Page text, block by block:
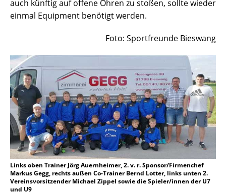
auch künftig auf offene Ohren zu stoßen, sollte wieder
einmal Equipment benötigt werden.
Foto: Sportfreunde Bieswang
Links oben Trainer Jörg Auernheimer, 2. v. r. Sponsor/Firmenchef
Markus Gegg, rechts außen Co-Trainer Bernd Lotter, links unten 2.
Vereinsvorsitzender Michael Zippel sowie die Spieler/innen der U7
und U9